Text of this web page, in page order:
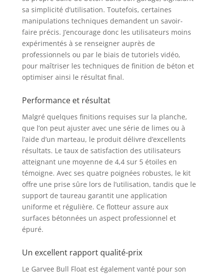
sa simplicité d’utilisation. Toutefois, certaines
manipulations techniques demandent un savoir-
faire précis. J’encourage donc les utilisateurs moins
expérimentés à se renseigner auprès de
professionnels ou par le biais de tutoriels vidéo,
pour maîtriser les techniques de finition de béton et
optimiser ainsi le résultat final.
Performance et résultat
Malgré quelques finitions requises sur la planche,
que l’on peut ajuster avec une série de limes ou à
l’aide d’un marteau, le produit délivre d’excellents
résultats. Le taux de satisfaction des utilisateurs
atteignant une moyenne de 4,4 sur 5 étoiles en
témoigne. Avec ses quatre poignées robustes, le kit
offre une prise sûre lors de l’utilisation, tandis que le
support de taureau garantit une application
uniforme et régulière. Ce flotteur assure aux
surfaces bétonnées un aspect professionnel et
épuré.
Un excellent rapport qualité-prix
Le Garvee Bull Float est également vanté pour son